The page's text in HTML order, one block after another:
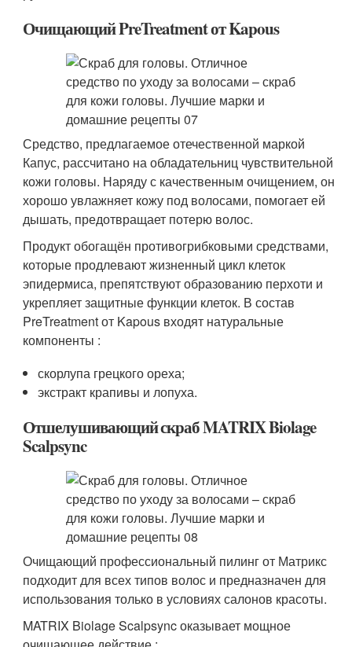
Очищающий PreTreatment от Kapous
Средство, предлагаемое отечественной маркой
Капус, рассчитано на обладательниц чувствительной
кожи головы. Наряду с качественным очищением, он
хорошо увлажняет кожу под волосами, помогает ей
дышать, предотвращает потерю волос.
Продукт обогащён противогрибковыми средствами,
которые продлевают жизненный цикл клеток
эпидермиса, препятствуют образованию перхоти и
укрепляет защитные функции клеток. В состав
PreTreatment от Kapous входят натуральные
компоненты :
скорлупа грецкого ореха;
экстракт крапивы и лопуха.
Отшелушивающий скраб MATRIX Biolage
Scalpsync
Очищающий профессиональный пилинг от Матрикс
подходит для всех типов волос и предназначен для
использования только в условиях салонов красоты.
MATRIX Biolage Scalpsync оказывает мощное